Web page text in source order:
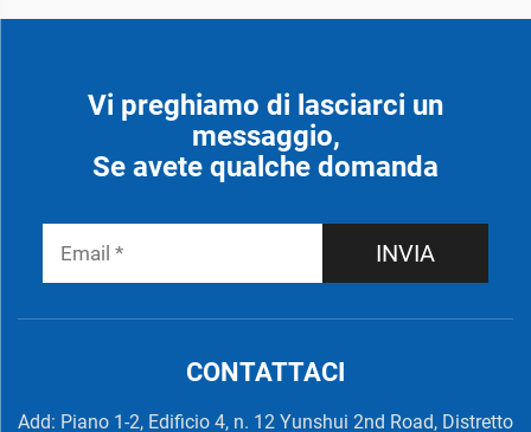
Vi preghiamo di lasciarci un
messaggio,
Se avete qualche domanda
INVIA
CONTATTACI
Add: Piano 1-2, Edificio 4, n. 12 Yunshui 2nd Road, Distretto